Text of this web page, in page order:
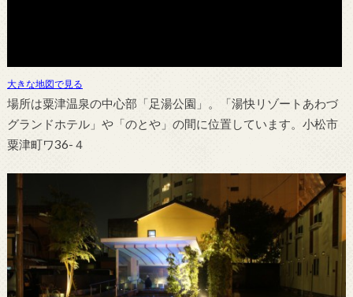
大きな地図で見る
場所は粟津温泉の中心部「足湯公園」。「湯快リゾートあわづ
グランドホテル」や「のとや」の間に位置しています。小松市
粟津町ワ36-４